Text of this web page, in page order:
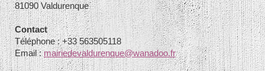
81090 Valdurenque
Contact
Téléphone : +33 563505118
Email :mairiedevaldurenque@wanadoo.fr